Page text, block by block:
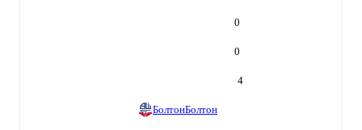
0
0
4
БолтонБолтон